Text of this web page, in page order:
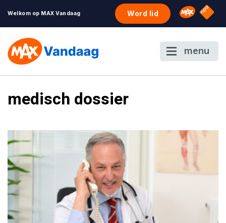
Welkom op MAX Vandaag Word lid Omroep
NPO
menu
medisch dossier